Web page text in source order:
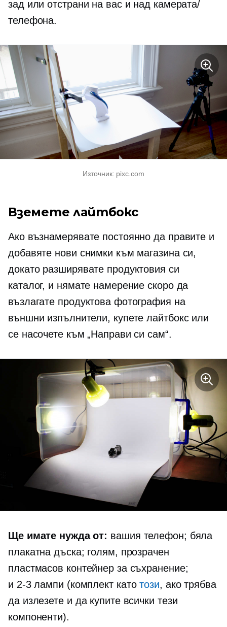
зад или отстрани на вас и над камерата/
телефона.
Източник: pixc.com
Вземете лайтбокс
Ако възнамерявате постоянно да правите и
добавяте нови снимки към магазина си,
докато разширявате продуктовия си
каталог, и нямате намерение скоро да
възлагате продуктова фотография на
външни изпълнители, купете лайтбокс или
се насочете към „Направи си сам“.
Ще имате нужда от: вашия телефон; бяла
плакатна дъска; голям, прозрачен
пластмасов контейнер за съхранение;
и 2-3лампи (комплект катотози, ако трябва
да излезете и да купите всички тези
компоненти).